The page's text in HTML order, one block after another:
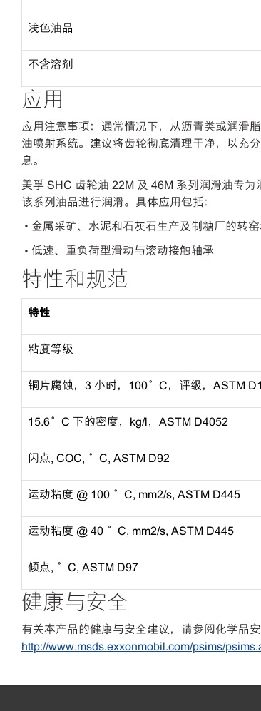
浅色油品
不含溶剂
应用
应用注意事项：通常情况下，从沥青类或润滑
油喷射系统。建议将齿轮彻底清理干净，以充
息。
美孚 SHC 齿轮油 22M 及 46M 系列润滑油专
该系列油品进行润滑。具体应用包括：
• 金属采矿、水泥和石灰石生产及制糖厂的转
• 低速、重负荷型滑动与滚动接触轴承
特性和规范
特性
粘度等级
铜片腐蚀，3 小时，100°C，评级，ASTM
15.6°C 下的密度，kg/l，ASTM D4052
闪点, COC, °C, ASTM D92
运动粘度 @ 100 °C, mm2/s, ASTM D445
运动粘度 @ 40 °C, mm2/s, ASTM D445
倾点, °C, ASTM D97
健康与安全
有关本产品的健康与安全建议，请参阅化学品
http://www.msds.exxonmobil.com/psims/